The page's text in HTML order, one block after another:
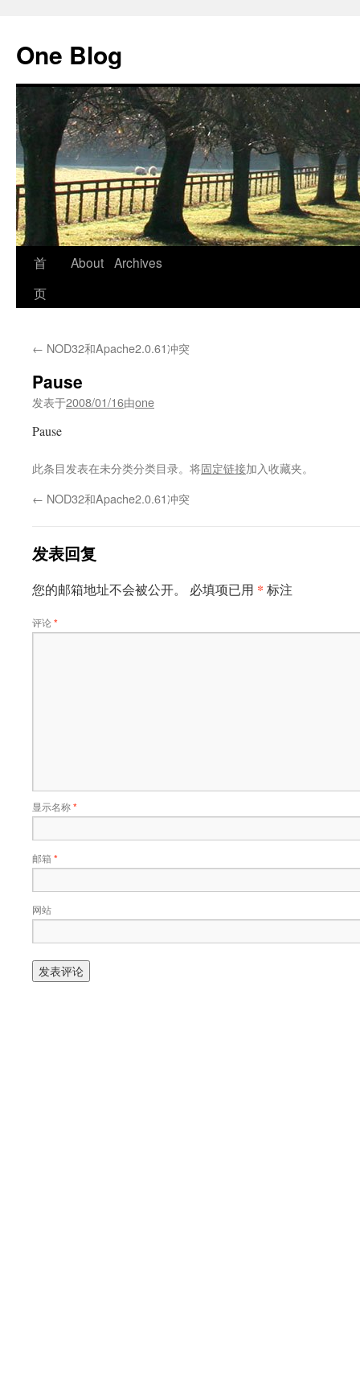
正
文
One Blog
首
页
About Archives
← NOD32和Apache2.0.61冲突
Pause
发表于2008/01/16由one
Pause
此条目发表在未分类分类目录。将固定链接加入收藏夹。
← NOD32和Apache2.0.61冲突
发表回复
您的邮箱地址不会被公开。 必填项已用 * 标注
评论*
显示名称*
邮箱 *
网站